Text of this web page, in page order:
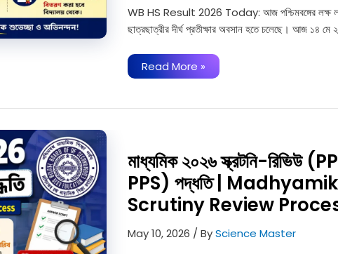
WB HS Result 2026 Today: আজ পশ্চিমবঙ্গের লক্ষ
ছাত্রছাত্রীর দীর্ঘ প্রতীক্ষার অবসান হতে চলেছে। আজ ১৪
WB
HS
Today
উচ্চমাধ্যমিক
রেজাল্ট,
সকাল
১১টা
থেকে
অনলাইনে
দেখা
ফলাফল
Read More »
মাধ্যমিক ২০২৬ স্ক্রটনি-রিভিউ
PPS) পদ্ধতি |
Scrutiny Review
May 10, 2026 / ByScience Master